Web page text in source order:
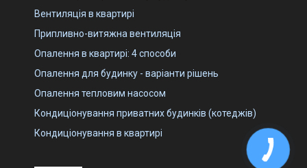
Вентиляція в квартирі
Припливно-витяжна вентиляція
Опалення в квартирі: 4 способи
Опалення для будинку - варіанти рішень
Опалення тепловим насосом
Кондиціонування приватних будинків (котеджів)
Кондиціонування в квартирі